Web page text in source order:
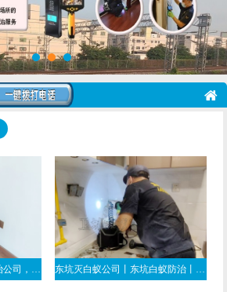
东坑灭白蚁，南城白蚁防治公司，东城白蚁防治所 东坑灭白蚁公司丨东坑白蚁防治丨装修时东莞东坑白蚁预防工程